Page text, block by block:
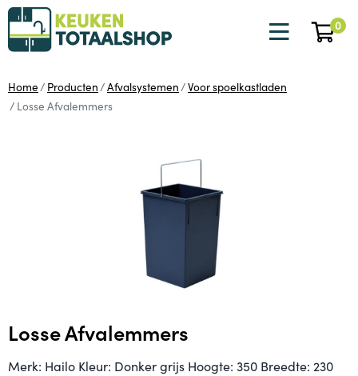
0
Home Producten Afvalsystemen
Voor spoelkastladen
Losse Afvalemmers
Losse Afvalemmers
Merk: Hailo Kleur: Donker grijs Hoogte: 350 Breedte: 230